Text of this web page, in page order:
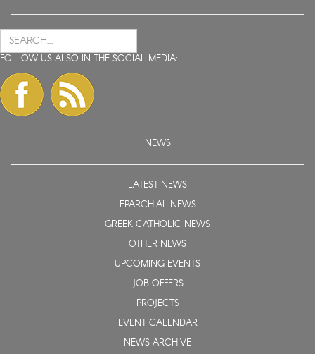
FOLLOW US ALSO IN THE SOCIAL MEDIA:
NEWS
LATEST NEWS
EPARCHIAL NEWS
GREEK CATHOLIC NEWS
OTHER NEWS
UPCOMING EVENTS
JOB OFFERS
PROJECTS
EVENT CALENDAR
NEWS ARCHIVE